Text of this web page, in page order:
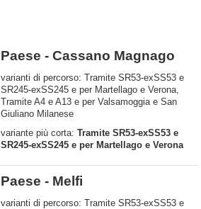
Paese - Cassano Magnago
varianti di percorso: Tramite SR53-exSS53 e
SR245-exSS245 e per Martellago e Verona,
Tramite A4 e A13 e per Valsamoggia e San
Giuliano Milanese
variante più corta: Tramite SR53-exSS53 e
SR245-exSS245 e per Martellago e Verona
Paese - Melfi
varianti di percorso: Tramite SR53-exSS53 e